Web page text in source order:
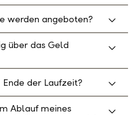
werden angeboten?
über das Geld
der Laufzeit?
Ablauf meines